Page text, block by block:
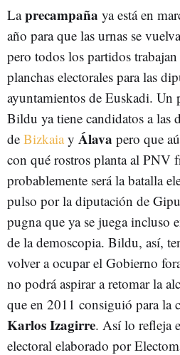
AYUNTAMIENTO DE SAN SEBASTIÁN
Laprecampaña ya está en
año para que las urnas se
pero todos los partidos
planchas electorales para las
ayuntamientos de Euskadi. Un
Bildu ya tiene candidatos a las
de Bizkaiay Álava pero que
con qué rostros planta al PNV
probablemente será la batalla
pulso por la diputación de
pugna que ya se juega incluso
de la demoscopia. Bildu, así,
volver a ocupar el Gobierno
no podrá aspirar a retomar la
que en 2011 consiguió para la
Karlos Izagirre. Así lo refleja
electoral elaborado por